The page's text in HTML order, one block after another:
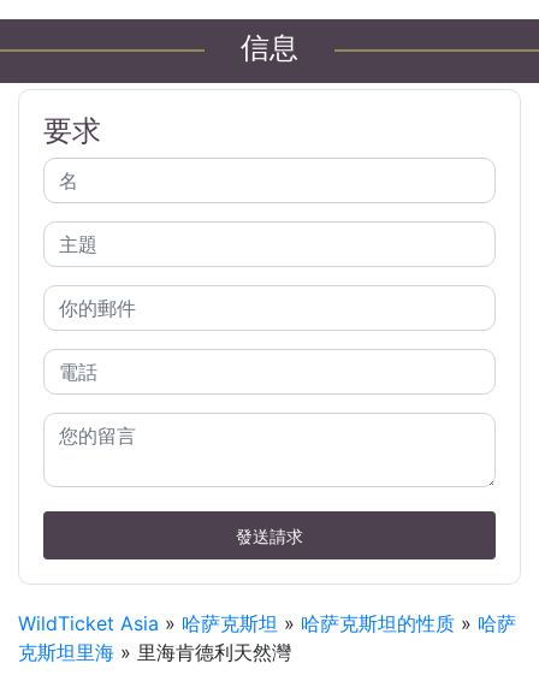
信息
要求
發送請求
WildTicket Asia » 哈萨克斯坦 » 哈萨克斯坦的性质 » 哈萨
克斯坦里海 » 里海肯德利天然灣